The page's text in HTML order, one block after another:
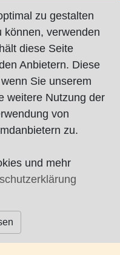
zu gestalten
können, verwenden
diese Seite
Anbietern. Diese
Sie unserem
weitere Nutzung der
von
zu.
und mehr